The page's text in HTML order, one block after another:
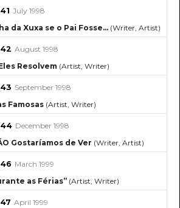
July 1998
da Xuxa se o Pai Fosse... (Writer, Artist)
August 1998
Resolvem (Artist, Writer)
September 1998
Famosas (Artist, Writer)
December 1998
Gostaríamos de Ver (Writer, Artist)
March 1999
as Férias” (Artist, Writer)
April 1999